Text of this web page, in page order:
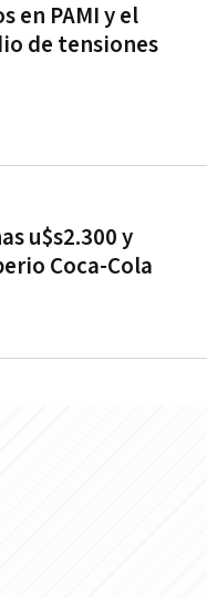
en PAMI y el
de tensiones
u$s2.300 y
Coca-Cola